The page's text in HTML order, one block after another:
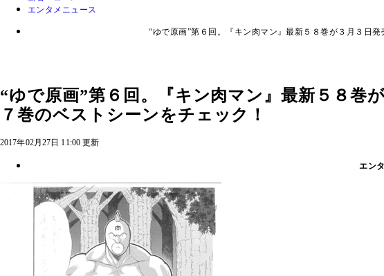
エンタメニュース
“ゆで原画”第６回。『キン肉マン』最新５８巻が３月３日
“ゆで原画”第６回。『キン肉マン』最新５８巻
７巻のベストシーンをチェック！
2017年02月27日 11:00 更新
エン